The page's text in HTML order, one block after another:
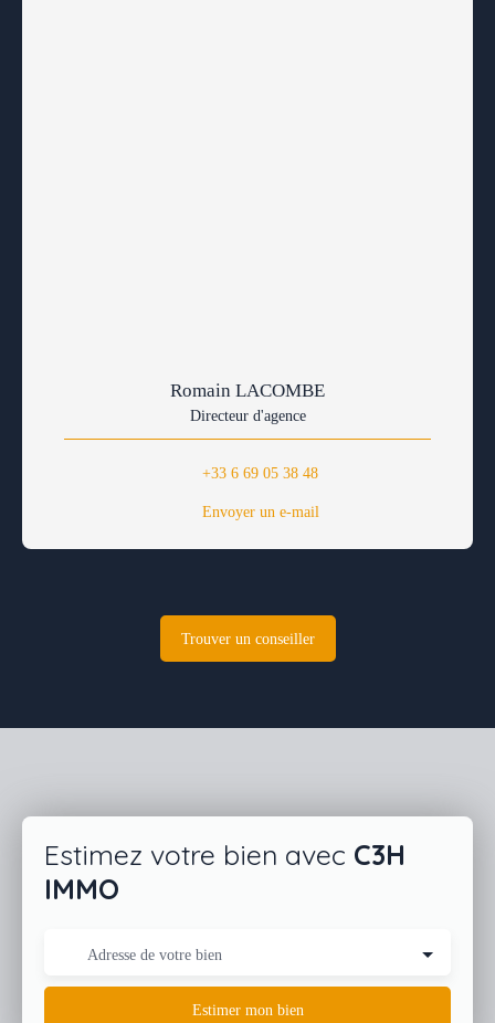
Romain LACOMBE
Directeur d'agence
+33 6 69 05 38 48
Envoyer un e-mail
Trouver un conseiller
Estimez votre bien avec C3H
IMMO
Adresse de votre bien
Estimer mon bien